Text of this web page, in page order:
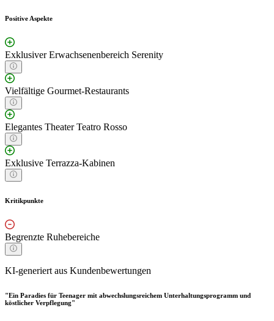
Positive Aspekte
Exklusiver Erwachsenenbereich Serenity
Vielfältige Gourmet-Restaurants
Elegantes Theater Teatro Rosso
Exklusive Terrazza-Kabinen
Kritikpunkte
Begrenzte Ruhebereiche
KI-generiert aus Kundenbewertungen
"Ein Paradies für Teenager mit abwechslungsreichem Unterhaltungsprogramm und
köstlicher Verpflegung"